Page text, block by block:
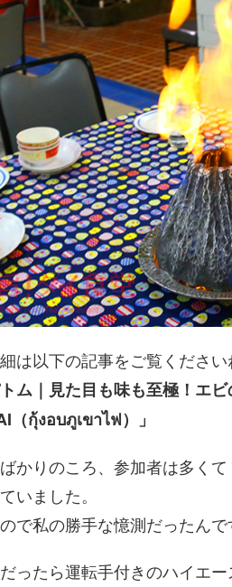
は以下の記事をご覧ください
ム｜見た目も味も至極！エ
（กุ้งอบภูเขาไฟ）」
かりのころ、参加者は多く
いました。
で私の勝手な憶測だったんで
ったら運転手付きのハイエ